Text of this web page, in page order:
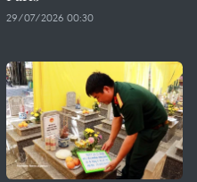
29/07/2026 00:30